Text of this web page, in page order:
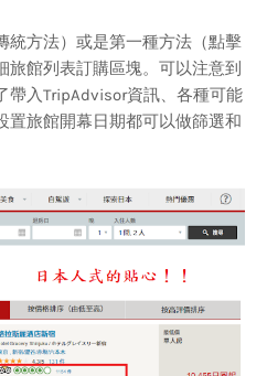
方法）或是第一種方法（點擊
旅館列表訂購區塊。可以注意到
帶入TripAdvisor資訊、各種可能
置旅館開幕日期都可以做篩選和